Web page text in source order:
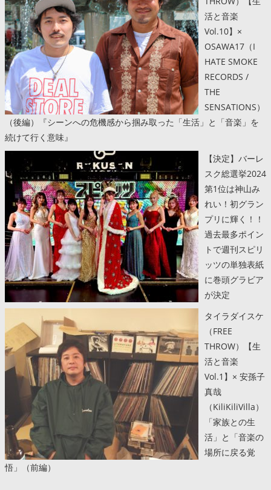
活と音楽
Vol.10】×
OSAWA17（I
HATE SMOKE
RECORDS /
THE
SENSATIONS）
（後編）『シーンへの危機感から掴み取った「生活」と「音楽」を
続けて行く意味』
【決定】バーレ
スク総選挙2024
第1位は神山み
れい！初グラン
プリに輝く！！
過去最多ポイン
トで週刊スピリ
ッツの単独表紙
に巻頭グラビア
が決定
タイラダイスケ
（FREE
THROW）【生
活と音楽
Vol.1】× 安孫子
真哉
（KiliKiliVilla）
「家族との生
活」と「音楽の
場所に戻る覚
悟」（前編）